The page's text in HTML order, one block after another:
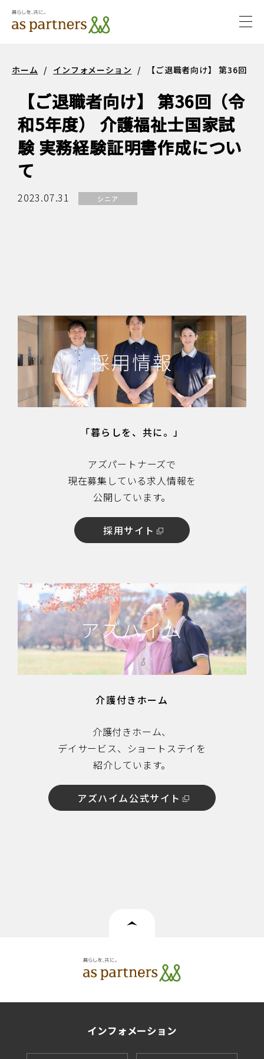
ホーム / インフォメーション / 【ご退職者向け】 第36回（
【ご退職者向け】 第36回（令
和5年度） 介護福祉士国家試
験 実務経験証明書作成につい
て
2023.07.31 シニア
採用情報
「暮らしを、共に。」
アズパートナーズで
現在募集している求人情報を
公開しています。
採用サイト
アズハイム
介護付きホーム
介護付きホーム、
デイサービス、ショートステイを
紹介しています。
アズハイム公式サイト
インフォメーション
サステナビ
リティ
サステ
ティ